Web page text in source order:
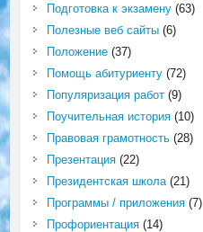
Подготовка к экзамену(63)
Полезные веб сайты(6)
Положение(37)
Помощь абитуриенту(72)
Популяризация работ(9)
Поучительная история(10)
Правовая грамотность(28)
Презентация(22)
Президентская школа(21)
Программы / приложения(7)
Профориентация(14)